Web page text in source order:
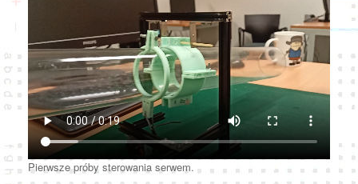
Pierwsze próby sterowania serwem.